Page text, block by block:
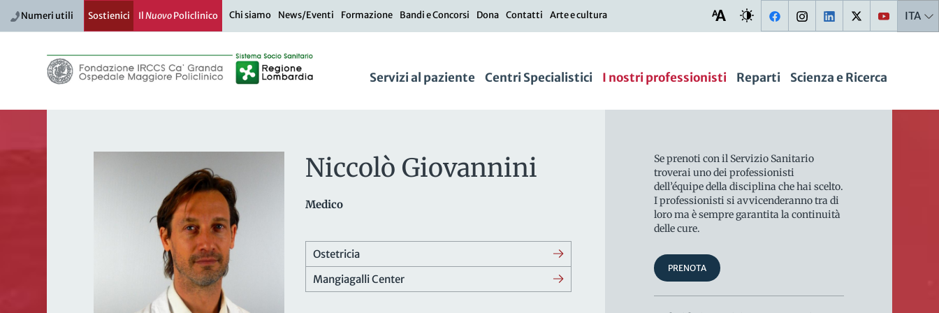
Numeri utili Sostienici IlNuovoPoliclinico Chi siamo News/Eventi Formazione Bandi e Concorsi Dona Contatti Arte e cultura ITA
Servizi al paziente Centri Specialistici I nostri professionisti Reparti Scienza e Ricerca
Niccolò Giovannini
Medico
Ostetricia
Mangiagalli Center
Se prenoti con il Servizio Sanitario
troverai uno dei professionisti
dell’équipe della disciplina che hai scelto.
I professionisti si avvicenderanno tra di
loro ma è sempre garantita la continuità
delle cure.
PRENOTA